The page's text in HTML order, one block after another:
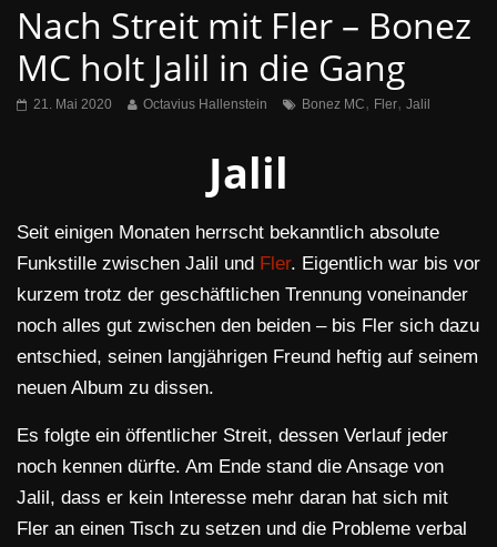
Nach Streit mit Fler – Bonez
MC holt Jalil in die Gang
21. Mai 2020 Octavius Hallenstein Bonez MC, Fler, Jalil
Jalil
Seit einigen Monaten herrscht bekanntlich absolute
Funkstille zwischen Jalil und Fler. Eigentlich war bis vor
kurzem trotz der geschäftlichen Trennung voneinander
noch alles gut zwischen den beiden – bis Fler sich dazu
entschied, seinen langjährigen Freund heftig auf seinem
neuen Album zu dissen.
Es folgte ein öffentlicher Streit, dessen Verlauf jeder
noch kennen dürfte. Am Ende stand die Ansage von
Jalil, dass er kein Interesse mehr daran hat sich mit
Fler an einen Tisch zu setzen und die Probleme verbal